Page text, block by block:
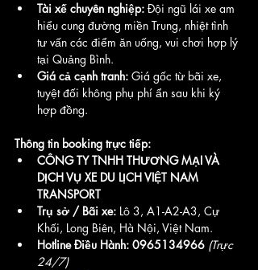
Tài xế chuyên nghiệp: Đội ngũ lái xe am
hiểu cung đường miền Trung, nhiệt tình
tư vấn các điểm ăn uống, vui chơi hợp lý
tại Quảng Bình.
Giá cả cạnh tranh: Giá gốc từ bãi xe,
tuyệt đối không phụ phí ẩn sau khi ký
hợp đồng.
Thông tin booking trực tiếp:
CÔNG TY TNHH THƯƠNG MẠI VÀ
DỊCH VỤ XE DU LỊCH VIỆT NAM
TRANSPORT
Trụ sở / Bãi xe: Lô 3, A1-A2-A3, Cự
Khối, Long Biên, Hà Nội, Việt Nam.
Hotline Điều Hành: 0965134966 (Trực
24/7)